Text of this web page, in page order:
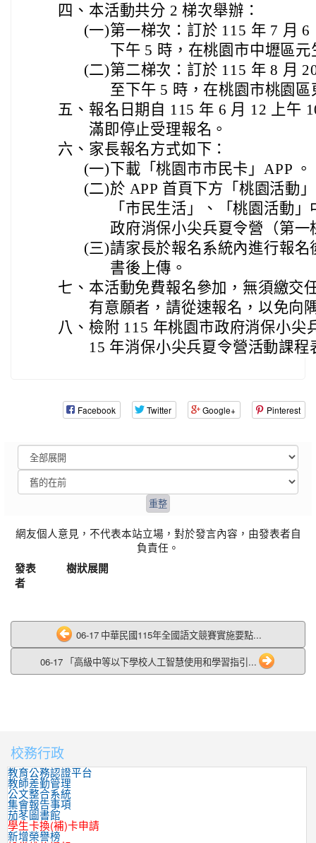
四、 本活動共分 2 梯次舉辦：
(一)第一梯次：訂於 115 年 7 月
下午 5 時，在桃園市中壢區
(二)第二梯次：訂於 115 年 8 月
至下午 5 時，在桃園市桃園
五、 報名日期自 115 年 6 月 12 上午
滿即停止受理報名。
六、 家長報名方式如下：
(一)下載「桃園市市民卡」APP 。
(二)於 APP 首頁下方「桃園活動
「市民生活」、「桃園活動
政府消保小尖兵夏令營（第
(三)請家長於報名系統內進行報
書後上傳。
七、 本活動免費報名參加，無須繳交
有意願者，請從速報名，以免向
八、 檢附 115 年桃園市政府消保小尖
15 年消保小尖兵夏令營活動課程
Facebook Twitter Google+ Pinterest
網友個人意見，不代表本站立場，對於發言內容，由發表者自
負責任。
發表
者
樹狀展開
06-17 中華民國115年全國語文競賽實施要點...
06-17 「高級中等以下學校人工智慧使用和學習指引...
:::
校務行政
教育公務認證平台
教師差勤管理
公文整合系統
集會報告事項
茄苳圖書館
學生卡換(補)卡申請
新增榮譽榜